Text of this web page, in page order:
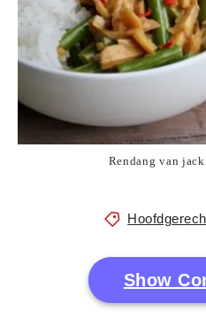
Rendang van
Show